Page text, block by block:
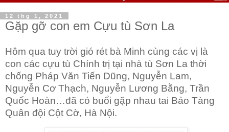
12 thg 1, 2021
Gặp gỡ con em Cựu tù Sơn La
Hôm qua tuy trời gió rét bà Minh cùng các vị là
con các cựu tù Chính trị tại nhà tù Sơn La thời
chống Pháp Văn Tiến Dũng, Nguyễn Lam,
Nguyễn Cơ Thạch, Nguyễn Lương Bằng, Trần
Quốc Hoàn…đã có buổi gặp nhau tai Bảo Tàng
Quân đội Cột Cờ, Hà Nội.